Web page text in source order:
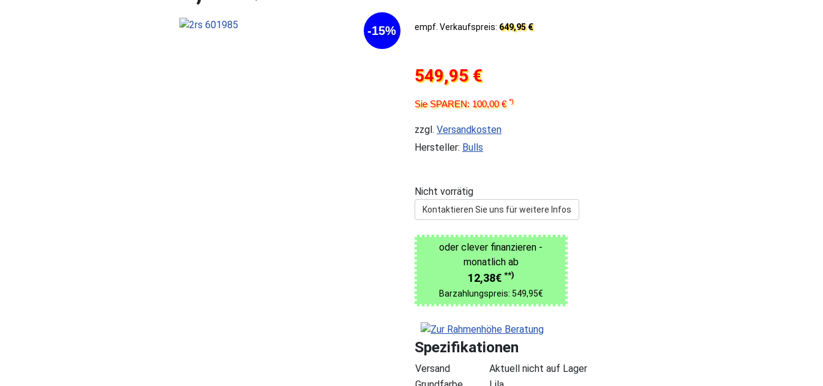
-15% empf. Verkaufspreis: 649,95 €
549,95 €
Sie SPAREN: 100,00 €*)
zzgl. Versandkosten
Hersteller: Bulls
Nicht vorrätig
Kontaktieren Sie uns für weitere Infos
oder clever finanzieren -
monatlich ab
12,38€ **)
Barzahlungspreis: 549,95€
Spezifikationen
Versand
Aktuell nicht auf Lager